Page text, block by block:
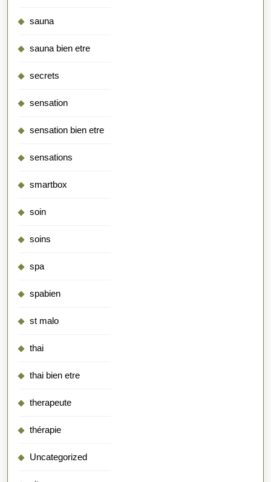
sauna
sauna bien etre
secrets
sensation
sensation bien etre
sensations
smartbox
soin
soins
spa
spabien
st malo
thai
thai bien etre
therapeute
thérapie
Uncategorized